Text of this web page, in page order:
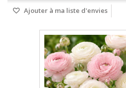
Ajouter à ma liste d'envies